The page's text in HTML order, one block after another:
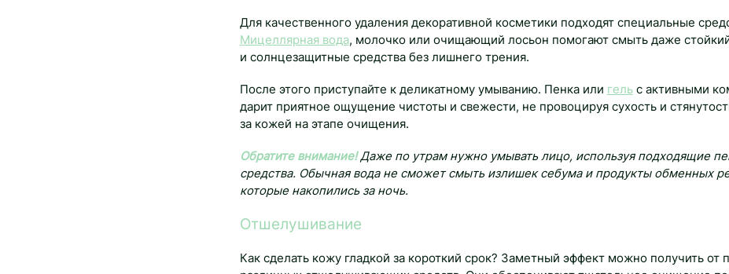
Для качественного удаления декоративной косметики подходят специальные
Мицеллярная вода, молочко или очищающий лосьон помогают смыть даже
и солнцезащитные средства без лишнего трения.
После этого приступайте к деликатному умыванию. Пенка или гельс активными
дарит приятное ощущение чистоты и свежести, не провоцируя сухость и
за кожей на этапе очищения.
Обратите внимание!Даже по утрам нужно умывать лицо, используя подходящие
средства. Обычная вода не сможет смыть излишек себума и продукты обменных
которые накопились за ночь.
Отшелушивание
Как сделать кожу гладкой за короткий срок? Заметный эффект можно получить от